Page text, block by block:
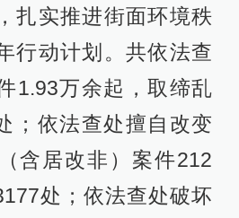
扎实推进街面环境秩
行动计划。共依法查
1.93万余起，取缔乱
；依法查处擅自改变
含居改非）案件212
处；依法查处破坏